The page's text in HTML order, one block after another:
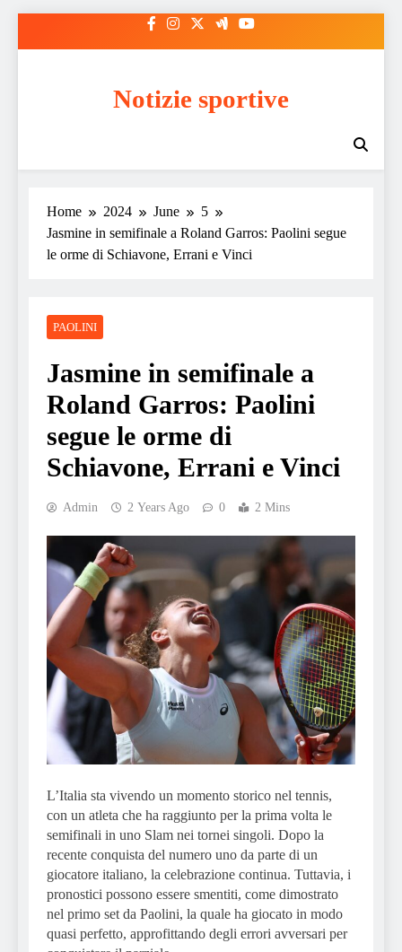
Notizie sportive
Home 2024 June
5
Jasmine in semifinale a Roland Garros: Paolini segue
le orme di Schiavone, Errani e Vinci
PAOLINI
Jasmine in semifinale a
Roland Garros: Paolini
segue le orme di
Schiavone, Errani e Vinci
Admin 2 Years Ago 0 2 Mins
L’Italia sta vivendo un momento storico nel tennis,
con un atleta che ha raggiunto per la prima volta le
semifinali in uno Slam nei tornei singoli. Dopo la
recente conquista del numero uno da parte di un
giocatore italiano, la celebrazione continua. Tuttavia, i
pronostici possono essere smentiti, come dimostrato
nel primo set da Paolini, la quale ha giocato in modo
quasi perfetto, approfittando degli errori avversari per